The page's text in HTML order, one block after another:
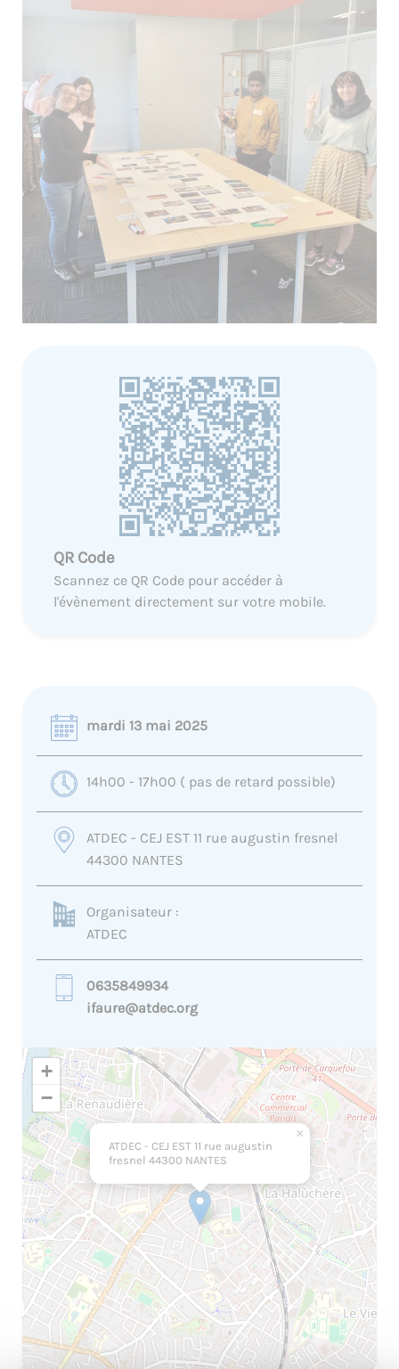
QR Code
Scannez ce QR Code pour accéder à
l'évènement directement sur votre mobile.
mardi 13 mai 2025
14h00 - 17h00 ( pas de retard possible)
ATDEC - CEJ EST 11 rue augustin fresnel
44300 NANTES
Organisateur :
ATDEC
0635849934
ifaure@atdec.org
ATDEC - CEJ EST 11 rue augustin
fresnel 44300 NANTES
×
+
−